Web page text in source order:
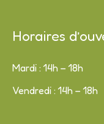
Horaires
Mardi : 14h – 18h
Vendredi : 14h – 18h